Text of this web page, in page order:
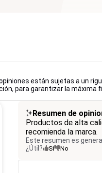
están sujetas a un
para garantizar la máxima
Resumen de
Productos de alta
recomienda la marca.
Este resumen es
¿Útil?
Sí No